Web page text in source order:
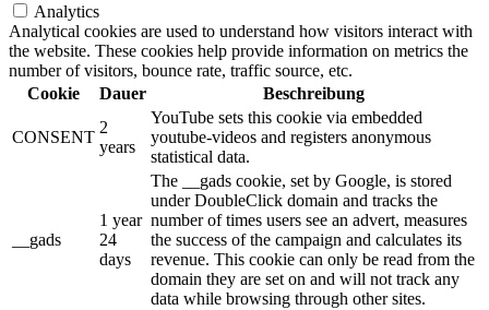
Analytics
Analytical cookies are used to understand how visitors interact with
the website. These cookies help provide information on metrics the
number of visitors, bounce rate, traffic source, etc.
Cookie
Dauer Beschreibung
CONSENT
2
years
YouTube sets this cookie via embedded
youtube-videos and registers anonymous
statistical data.
__gads
1 year
24
days
The __gads cookie, set by Google, is stored
under DoubleClick domain and tracks the
number of times users see an advert, measures
the success of the campaign and calculates its
revenue. This cookie can only be read from the
domain they are set on and will not track any
data while browsing through other sites.